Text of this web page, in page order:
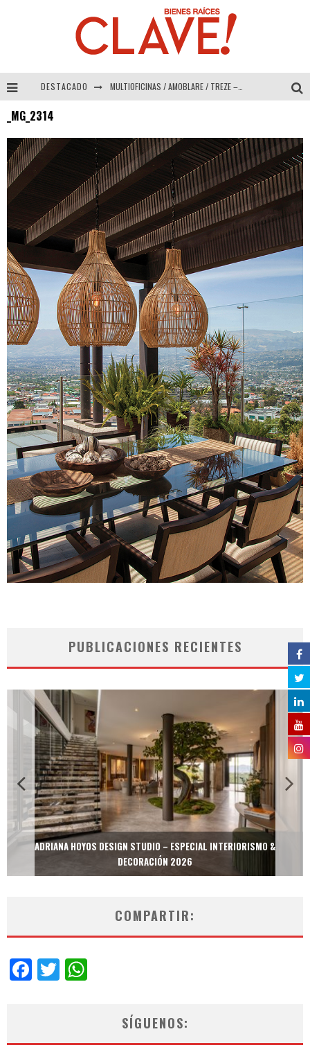
DESTACADO MULTIOFICINAS / AMOBLARE / TREZE – Especial Interiorismo & Decoración 2026
COLINEAL – Especial Interiorismo & Decoración 2026
ADRIANA HOYOS DESIGN STUDIO – Especial Interiorismo & Decoración 2026
_MG_2314
PUBLICACIONES RECIENTES
ADRIANA HOYOS DESIGN STUDIO – ESPECIAL INTERIORISMO &
DECORACIÓN 2026
COMPARTIR:
Facebook
Twitter
SÍGUENOS: